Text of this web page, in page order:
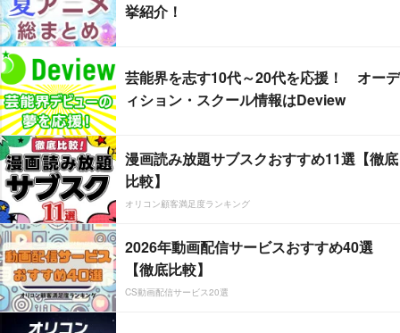
挙紹介！
芸能界を志す10代～20代を応援！ オーデ
ィション・スクール情報はDeview
漫画読み放題サブスクおすすめ11選【徹底
比較】
オリコン顧客満足度ランキング
2026年動画配信サービスおすすめ40選
【徹底比較】
CS動画配信サービス20選